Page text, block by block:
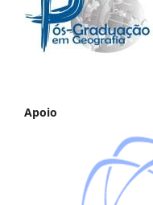
Apoio